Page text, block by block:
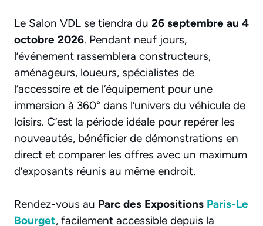
Le Salon VDL se tiendra du 26 septembre au 4
octobre 2026. Pendant neuf jours,
l’événement rassemblera constructeurs,
aménageurs, loueurs, spécialistes de
l’accessoire et de l’équipement pour une
immersion à 360° dans l’univers du véhicule de
loisirs. C’est la période idéale pour repérer les
nouveautés, bénéficier de démonstrations en
direct et comparer les offres avec un maximum
d’exposants réunis au même endroit.
Rendez-vous au Parc des Expositions Paris-Le
Bourget, facilement accessible depuis la